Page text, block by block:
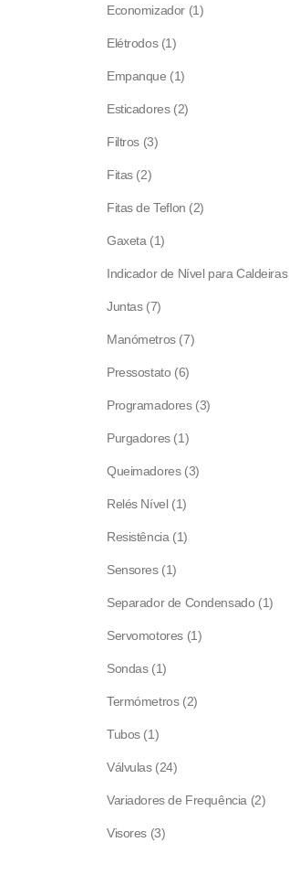
Economizador 11
Elétrodos 11
Empanque 11
Esticadores 22
Filtros 33
Fitas 22
Fitas de Teflon 22
Gaxeta 11
Indicador de Nível para Caldeiras
Juntas 77
Manómetros 77
Pressostato 66
Programadores 33
Purgadores 11
Queimadores 33
Relés Nível 11
Resistência 11
Sensores 11
Separador de Condensado 11
Servomotores 11
Sondas 11
Termómetros 22
Tubos 11
Válvulas 2424
Variadores de Frequência 22
Visores 33